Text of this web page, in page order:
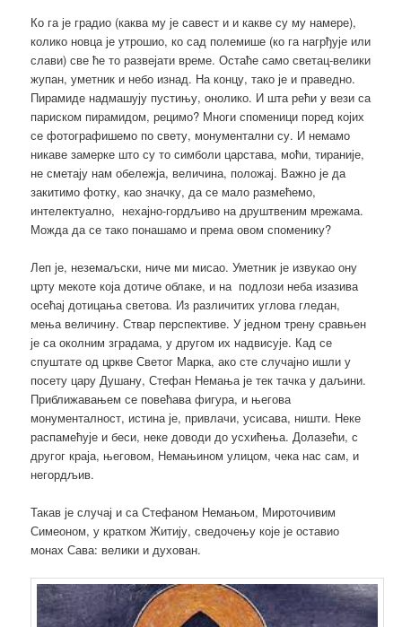
Ко га је градио (каква му је савест и и какве су му намере),
колико новца је утрошио, ко сад полемише (ко га нагрђује или
слави) све ће то развејати време. Остаће само светац-велики
жупан, уметник и небо изнад. На концу, тако је и праведно.
Пирамиде надмашују пустињу, онолико. И шта рећи у вези са
париском пирамидом, рецимо? Многи споменици поред којих
се фотографишемо по свету, монументални су. И немамо
никаве замерке што су то симболи царстава, моћи, тираније,
не сметају нам обележја, величина, положај. Важно је да
закитимо фотку, као значку, да се мало размећемо,
интелектуално, нехајно-гордљиво на друштвеним мрежама.
Можда да се тако понашамо и према овом споменику?
Леп је, неземаљски, ниче ми мисао. Уметник је извукао ону
црту мекоте која дотиче облаке, и на подлози неба изазива
осећај дотицања светова. Из различитих углова гледан,
мења величину. Ствар перспективе. У једном трену сравњен
је са околним зградама, у другом их надвисује. Кад се
спуштате од цркве Светог Марка, ако сте случајно ишли у
посету цару Душану, Стефан Немања је тек тачка у даљини.
Приближавањем се повећава фигура, и његова
монументалност, истина је, привлачи, усисава, ништи. Неке
распамећује и беси, неке доводи до усхићења. Долазећи, с
другог краја, његовом, Немањином улицом, чека нас сам, и
негордљив.
Такав је случај и са Стефаном Немањом, Мироточивим
Симеоном, у кратком Житију, сведочењу које је оставио
монах Сава: велики и духован.